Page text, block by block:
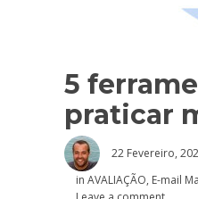
5
praticar
22 Fevereiro,
in AVALIAÇÃO, E-mail